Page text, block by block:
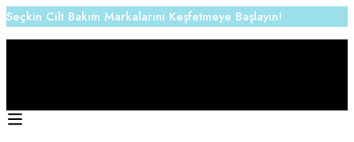
Seçkin Cilt Bakım Markalarını Keşfetmeye Başlayın!